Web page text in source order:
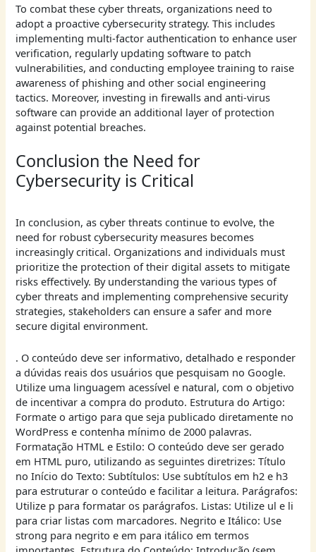
To combat these cyber threats, organizations need to
adopt a proactive cybersecurity strategy. This includes
implementing multi-factor authentication to enhance user
verification, regularly updating software to patch
vulnerabilities, and conducting employee training to raise
awareness of phishing and other social engineering
tactics. Moreover, investing in firewalls and anti-virus
software can provide an additional layer of protection
against potential breaches.
Conclusion the Need for
Cybersecurity is Critical
In conclusion, as cyber threats continue to evolve, the
need for robust cybersecurity measures becomes
increasingly critical. Organizations and individuals must
prioritize the protection of their digital assets to mitigate
risks effectively. By understanding the various types of
cyber threats and implementing comprehensive security
strategies, stakeholders can ensure a safer and more
secure digital environment.
. O conteúdo deve ser informativo, detalhado e responder
a dúvidas reais dos usuários que pesquisam no Google.
Utilize uma linguagem acessível e natural, com o objetivo
de incentivar a compra do produto. Estrutura do Artigo:
Formate o artigo para que seja publicado diretamente no
WordPress e contenha mínimo de 2000 palavras.
Formatação HTML e Estilo: O conteúdo deve ser gerado
em HTML puro, utilizando as seguintes diretrizes: Título
no Início do Texto: Subtítulos: Use subtítulos em h2 e h3
para estruturar o conteúdo e facilitar a leitura. Parágrafos:
Utilize p para formatar os parágrafos. Listas: Utilize ul e li
para criar listas com marcadores. Negrito e Itálico: Use
strong para negrito e em para itálico em termos